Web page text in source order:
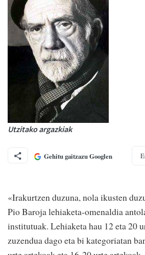
Utzitako argazkiak
Gehitu gaitzazu Googlen
«Irakurtzen duzuna, nola ikusten
Pio Baroja lehiaketa-omenaldia
institutuak. Lehiaketa hau 12 eta 20
zuzendua dago eta bi kategoriatan